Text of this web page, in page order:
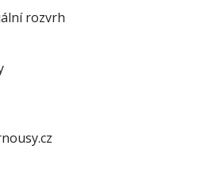
rozvrh